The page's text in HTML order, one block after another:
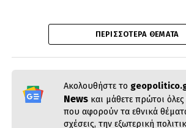
ΠΕΡΙΣΣΌΤΕΡΑ ΘΈΜΑΤΑ
Ακολουθήστε το
Newsκαι μάθετε πρώτοι όλες
που αφορούν τα εθνικά
σχέσεις, την εξωτερική